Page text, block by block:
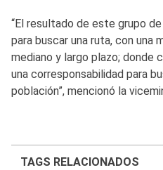
“El resultado de este grupo
para buscar una ruta, con una
mediano y largo plazo; donde
una corresponsabilidad para
población”, mencionó la
TAGS RELACIONADOS